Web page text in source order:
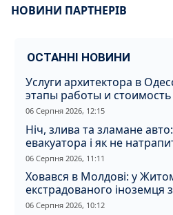
НОВИНИ ПАРТНЕРІВ
ОСТАННІ НОВИНИ
Услуги архитектора в
этапы работы и стоимость
06 Серпня 2026, 12:15
Ніч, злива та зламане
евакуатора і як не
06 Серпня 2026, 11:11
Ховався в Молдові: у
екстрадованого іноземця
і відмивання грошей
06 Серпня 2026, 10:12